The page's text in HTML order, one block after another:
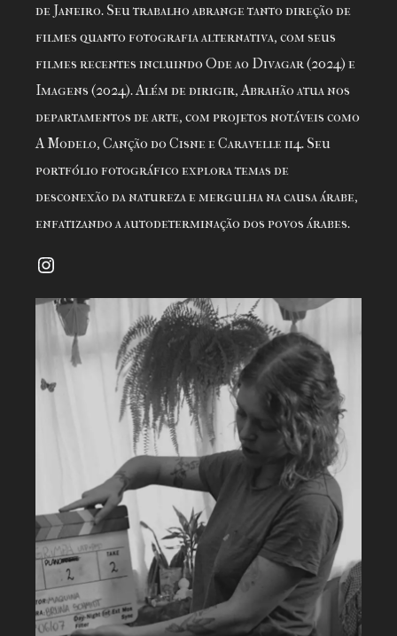
de Janeiro. Seu trabalho abrange tanto direção de
filmes quanto fotografia alternativa, com seus
filmes recentes incluindo Ode ao Divagar (2024) e
Imagens (2024). Além de dirigir, Abrahão atua nos
departamentos de arte, com projetos notáveis como
A Modelo, Canção do Cisne e Caravelle 114. Seu
portfólio fotográfico explora temas de
desconexão da natureza e mergulha na causa árabe,
enfatizando a autodeterminação dos povos árabes.
Instagram